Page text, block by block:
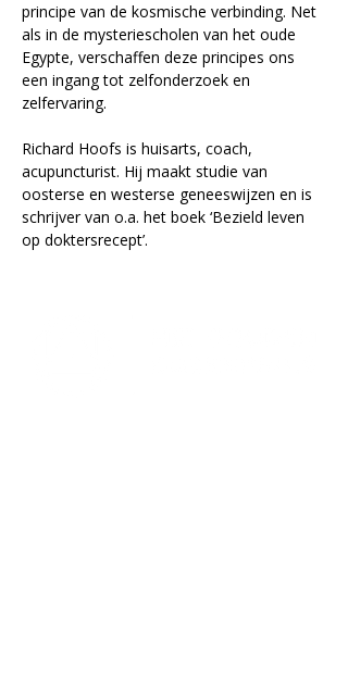
principe van de kosmische verbinding. Net
als in de mysteriescholen van het oude
Egypte, verschaffen deze principes ons
een ingang tot zelfonderzoek en
zelfervaring.
Richard Hoofs is huisarts, coach,
acupuncturist. Hij maakt studie van
oosterse en westerse geneeswijzen en is
schrijver van o.a. het boek ‘Bezield leven
op doktersrecept’.